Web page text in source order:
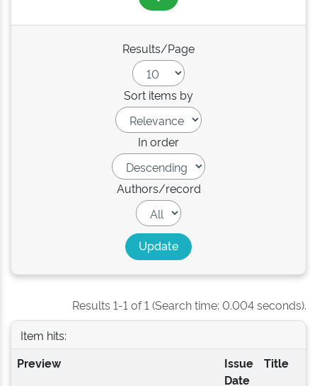
Results/Page
Sort items by
In order
Authors/record
Results 1-1 of 1 (Search time: 0.004 seconds).
Item hits:
Preview
Issue
Date
Title